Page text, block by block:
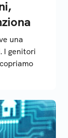
una
I genitori